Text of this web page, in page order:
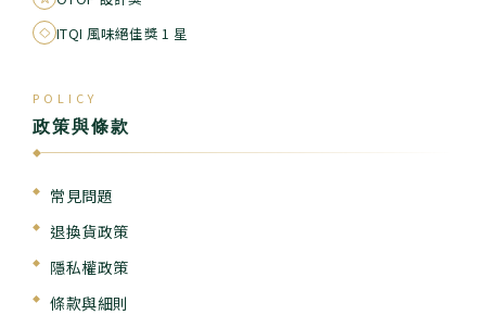
ITQI 風味絕佳獎 1 星
POLICY
政策與條款
◆
常見問題
退換貨政策
隱私權政策
條款與細則